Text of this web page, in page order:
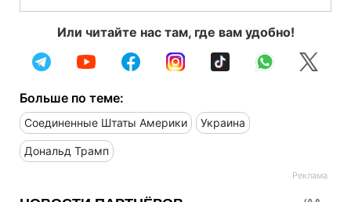
Или читайте нас там, где вам удобно!
Больше по теме:
Соединенные Штаты Америки Украина
Дональд Трамп